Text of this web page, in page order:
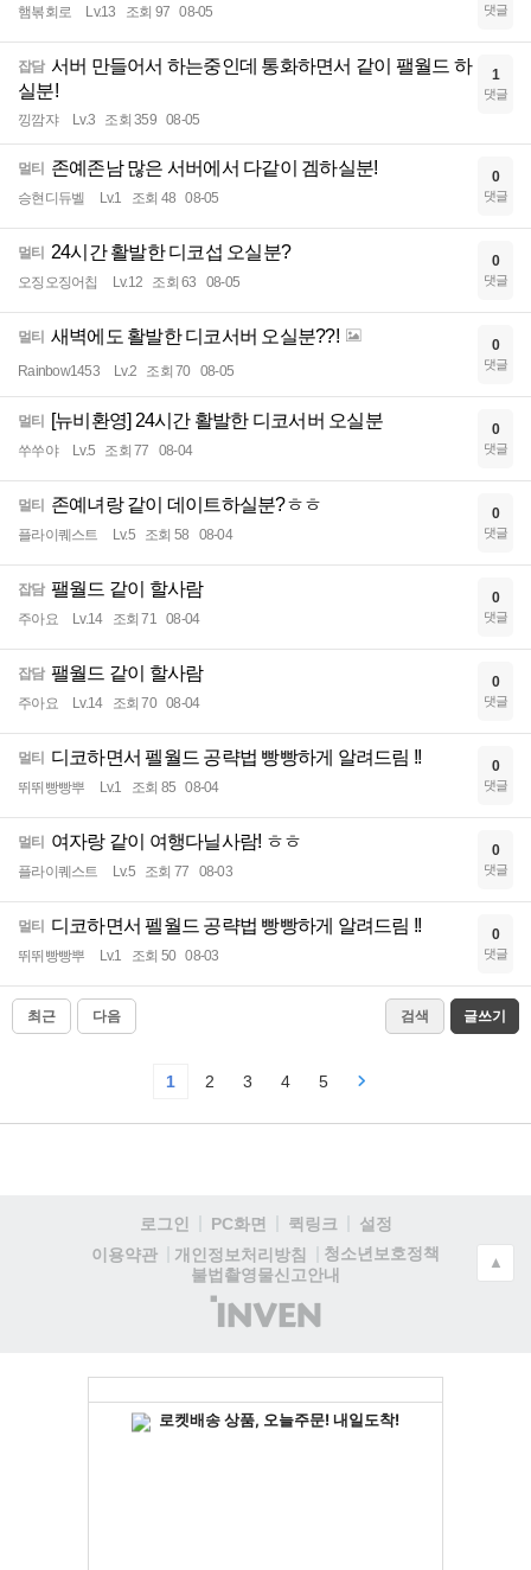
햄볶회로 Lv.13 조회 97 08-05 댓글
잡담 서버 만들어서 하는중인데 통화하면서 같이 팰월드 하
실분!
낑깜쟈 Lv.3 조회 359 08-05
1
댓글
멀티 존예존남 많은 서버에서 다같이 겜하실분!
승현디듀벨 Lv.1 조회 48 08-05
0
댓글
멀티 24시간 활발한 디코섭 오실분?
오징오징어칩 Lv.12 조회 63 08-05
0
댓글
멀티 새벽에도 활발한 디코서버 오실분??!
Rainbow1453 Lv.2 조회 70 08-05
0
댓글
멀티 [뉴비환영] 24시간 활발한 디코서버 오실분
쑤쑤야 Lv.5 조회 77 08-04
0
댓글
멀티 존예녀랑 같이 데이트하실분?ㅎㅎ
플라이퀘스트 Lv.5 조회 58 08-04
0
댓글
잡담 팰월드 같이 할사람
주아요 Lv.14 조회 71 08-04
0
댓글
잡담 팰월드 같이 할사람
주아요 Lv.14 조회 70 08-04
0
댓글
멀티 디코하면서 펠월드 공략법 빵빵하게 알려드림 !!
뛰뛰빵빵뿌 Lv.1 조회 85 08-04
0
댓글
멀티 여자랑 같이 여행다닐사람! ㅎㅎ
플라이퀘스트 Lv.5 조회 77 08-03
0
댓글
멀티 디코하면서 펠월드 공략법 빵빵하게 알려드림 !!
뛰뛰빵빵뿌 Lv.1 조회 50 08-03
0
댓글
최근 다음 검색 글쓰기
1 2 3 4 5
로그인 PC화면 퀵링크
설정
이용약관
개인정보처리방침
청소년보호정책
불법촬영물신고안내
(주)
인
▲